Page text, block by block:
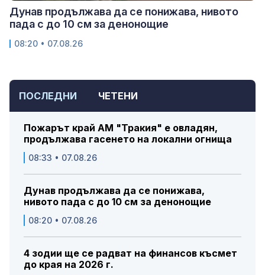
ПОСЛЕДНИ ЧЕТЕНИ
Пожарът край АМ "Тракия" е овладян,
продължава гасенето на локални огнища
08:33 • 07.08.26
Дунав продължава да се понижава,
нивото пада с до 10 см за денонощие
08:20 • 07.08.26
4 зодии ще се радват на финансов късмет
до края на 2026 г.
Дунав продължава да се понижава, нивото
пада с до 10 см за денонощие
08:20 • 07.08.26